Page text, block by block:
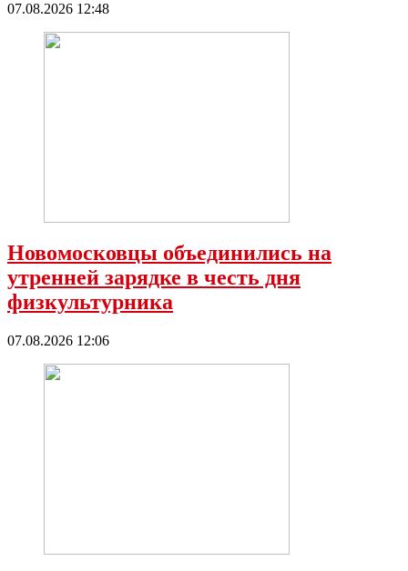
07.08.2026 12:48
Новомосковцы объединились на
утренней зарядке в честь дня
физкультурника
07.08.2026 12:06